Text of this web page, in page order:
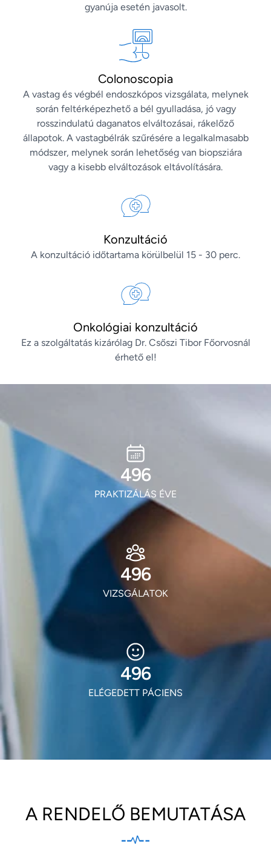
gyanúja esetén javasolt.
Colonoscopia
A vastag és végbél endoszkópos vizsgálata, melynek
során feltérképezhető a bél gyulladása, jó vagy
rosszindulatú daganatos elváltozásai, rákelőző
állapotok. A vastagbélrák szűrésére a legalkalmasabb
módszer, melynek során lehetőség van biopsziára
vagy a kisebb elváltozások eltávolítására.
Konzultáció
A konzultáció időtartama körülbelül 15 - 30 perc.
Onkológiai konzultáció
Ez a szolgáltatás kizárólag Dr. Csőszi Tibor Főorvosnál
érhető el!
597
PRAKTIZÁLÁS ÉVE
597
VIZSGÁLATOK
597
ELÉGEDETT PÁCIENS
A RENDELŐ BEMUTATÁSA